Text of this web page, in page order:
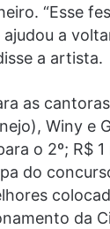
“Esse
a
a artista.
as
Winy e
o 2º; R$
do
da